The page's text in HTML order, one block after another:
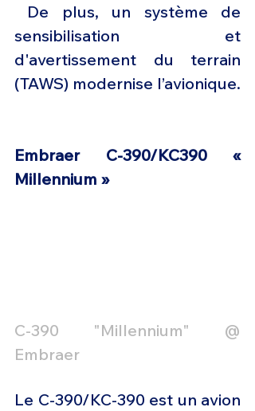
De plus, un système de
sensibilisation et
d'avertissement du terrain
(TAWS) modernise l’avionique.
Embraer C-390/KC390 «
Millennium »
C-390 "Millennium" @
Embraer
Le C-390/KC-390 est un avion